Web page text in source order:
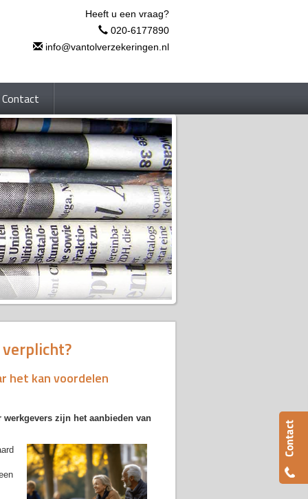
Heeft u een vraag?
020-6177890
info@vantolverzekeringen.nl
Contact
het kan voordelen
werkgevers zijn het aanbieden van